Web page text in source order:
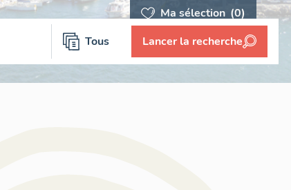
Ma sélection (0)
Tous Lancer la recherche